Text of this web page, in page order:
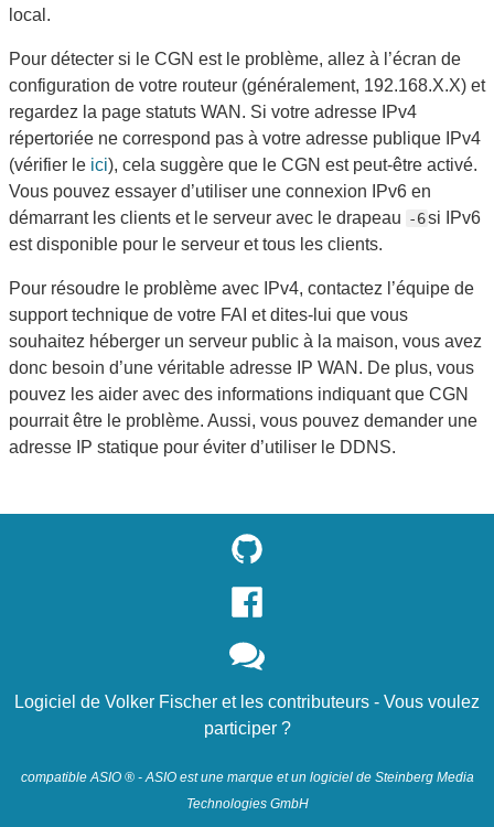
local.
Pour détecter si le CGN est le problème, allez à l’écran de
configuration de votre routeur (généralement, 192.168.X.X) et
regardez la page statuts WAN. Si votre adresse IPv4
répertoriée ne correspond pas à votre adresse publique IPv4
(vérifier le ici), cela suggère que le CGN est peut-être activé.
Vous pouvez essayer d’utiliser une connexion IPv6 en
démarrant les clients et le serveur avec le drapeau -6si IPv6
est disponible pour le serveur et tous les clients.
Pour résoudre le problème avec IPv4, contactez l’équipe de
support technique de votre FAI et dites-lui que vous
souhaitez héberger un serveur public à la maison, vous avez
donc besoin d’une véritable adresse IP WAN. De plus, vous
pouvez les aider avec des informations indiquant que CGN
pourrait être le problème. Aussi, vous pouvez demander une
adresse IP statique pour éviter d’utiliser le DDNS.
Logiciel de Volker Fischer et les contributeurs - Vous voulez
participer ?
compatible ASIO ® - ASIO est une marque et un logiciel de Steinberg Media
Technologies GmbH